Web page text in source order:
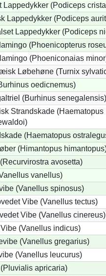
Lappedykker (Podiceps
Lappedykker (Podiceps
Lappedykker (Podiceps
(Phoenicopterus
(Phoeniconaias
Løbehøne (Turnix
oedicnemus)
(Burhinus senegalensis)
Strandskade (Haematopus
(Haematopus
(Himantopus
avosetta)
vanellus)
(Vanellus spinosus)
Vibe (Vanellus tectus)
Vibe (Vanellus cinereus)
Vibe (Vanellus indicus)
(Vanellus gregarius)
(Vanellus leucurus)
apricaria)